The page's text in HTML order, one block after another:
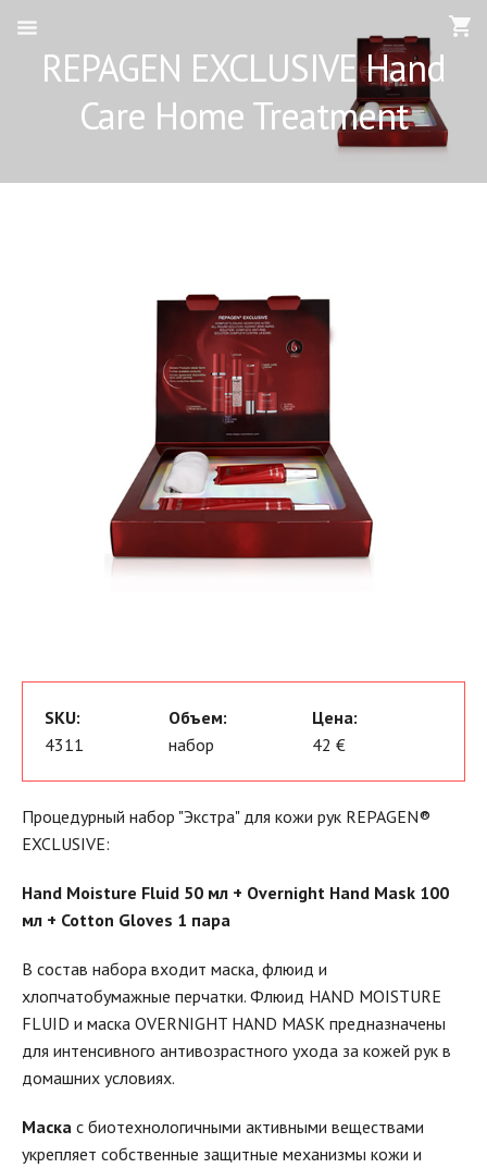
REPAGEN EXCLUSIVE Hand
Care Home Treatment
SKU:
4311
Объем:
набор
Цена:
42 €
Процедурный набор "Экстра" для кожи рук REPAGEN®
EXCLUSIVE:
Hand Moisture Fluid 50 мл + Overnight Hand Mask 100
мл + Cotton Gloves 1 пара
В состав набора входит маска, флюид и
хлопчатобумажные перчатки. Флюид HAND MOISTURE
FLUID и маска OVERNIGHT HAND MASK предназначены
для интенсивного антивозрастного ухода за кожей рук в
домашних условиях.
Маска с биотехнологичными активными веществами
укрепляет собственные защитные механизмы кожи и